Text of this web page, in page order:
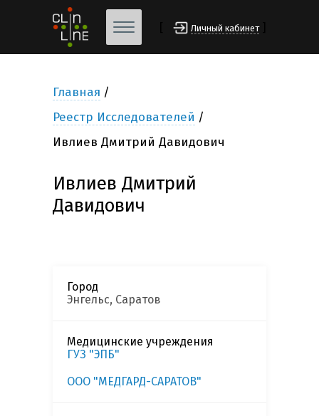
Личный кабинет
Главная
Реестр Исследователей
Ивлиев Дмитрий Давидович
Ивлиев Дмитрий
Давидович
Город
Энгельс, Саратов
Медицинские учреждения
ГУЗ "ЭПБ"
ООО "МЕДГАРД-САРАТОВ"